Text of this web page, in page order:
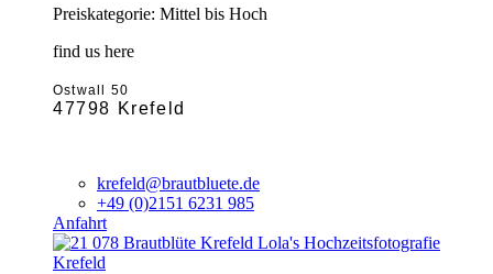
Preiskategorie: Mittel bis Hoch
find us here
Ostwall 50
47798 Krefeld
krefeld@brautbluete.de
+49 (0)2151 6231 985
Anfahrt
Krefeld